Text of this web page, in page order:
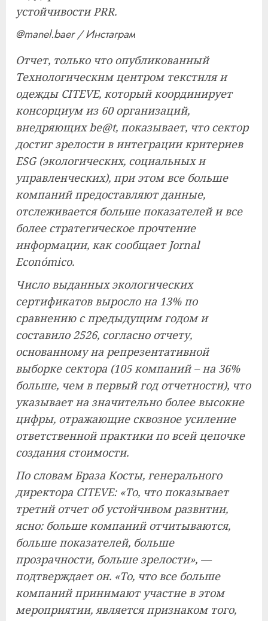
устойчивости PRR.
@manel.baer / Инстаграм
Отчет, только что опубликованный
Технологическим центром текстиля и
одежды CITEVE, который координирует
консорциум из 60 организаций,
внедряющих be@t, показывает, что сектор
достиг зрелости в интеграции критериев
ESG (экологических, социальных и
управленческих), при этом все больше
компаний предоставляют данные,
отслеживается больше показателей и все
более стратегическое прочтение
информации, как сообщает Jornal
Económico.
Число выданных экологических
сертификатов выросло на 13% по
сравнению с предыдущим годом и
составило 2526, согласно отчету,
основанному на репрезентативной
выборке сектора (105 компаний – на 36%
больше, чем в первый год отчетности), что
указывает на значительно более высокие
цифры, отражающие сквозное усиление
ответственной практики по всей цепочке
создания стоимости.
По словам Браза Косты, генерального
директора CITEVE: «То, что показывает
третий отчет об устойчивом развитии,
ясно: больше компаний отчитываются,
больше показателей, больше
прозрачности, больше зрелости», —
подтверждает он. «То, что все больше
компаний принимают участие в этом
мероприятии, является признаком того,